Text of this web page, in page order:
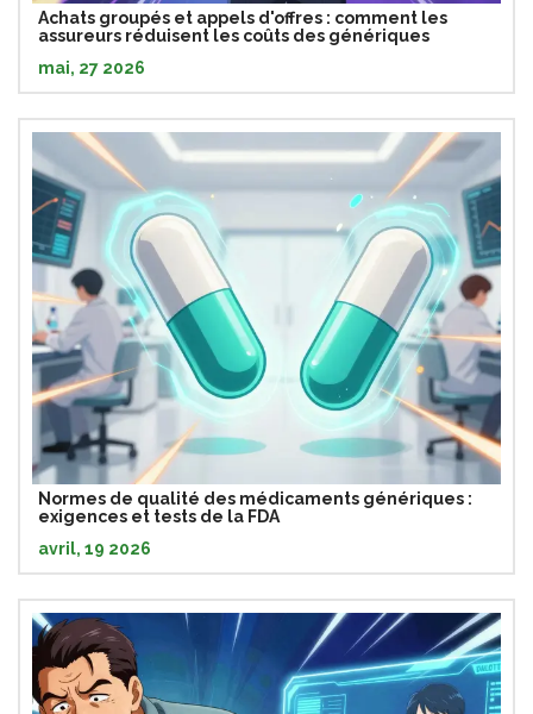
Achats groupés et appels d'offres : comment les
assureurs réduisent les coûts des génériques
mai, 27 2026
Normes de qualité des médicaments génériques :
exigences et tests de la FDA
avril, 19 2026